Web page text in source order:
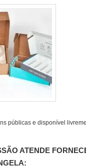
públicas e disponível
ATENDE